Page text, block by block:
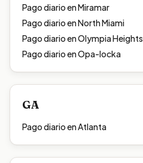
Pago diario enMiramar
Pago diario enNorth Miami
Pago diario enOlympia Heights
Pago diario enOpa-locka
GA
Pago diario enAtlanta